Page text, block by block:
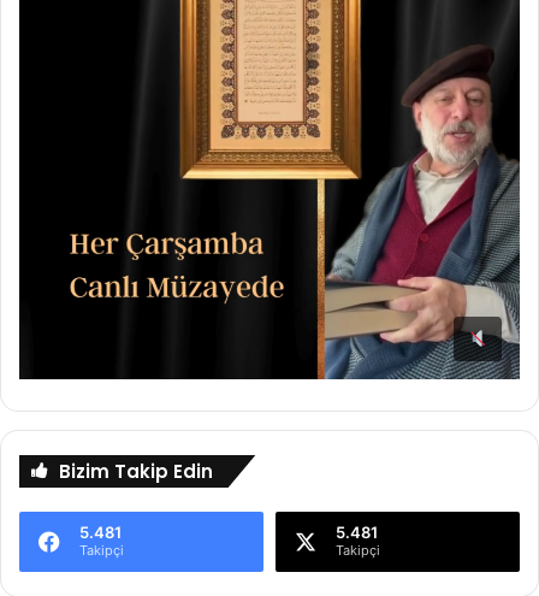
Bizim Takip Edin
5.481
Takipçi
5.481
Takipçi